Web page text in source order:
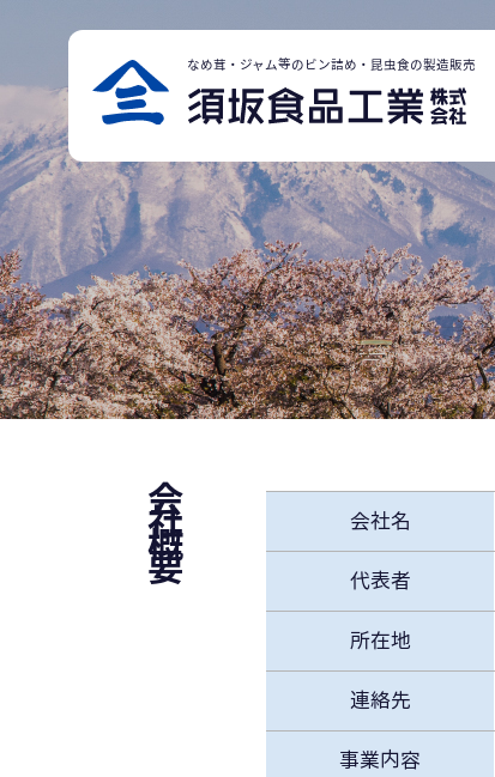
なめ茸・ジャム等のビン詰め・昆虫食の製造販売
会社概要 会社名
代表者
所在地
連絡先
事業内容
商品紹介LINEUP
NEWS
会社案内
COMPANY
HOME
お問合わせ
026-248